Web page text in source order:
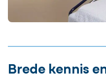
Brede kennis